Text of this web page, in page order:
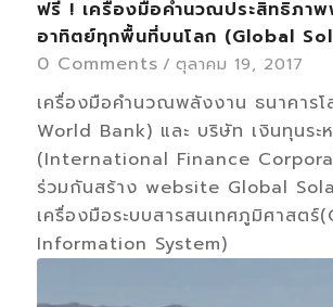
ฟรี ! เครื่องมือคำนวณประสิทธิภา
อาทิตย์ทุกพื้นที่บนโลก (Global
0 Comments / ตุลาคม 19, 2017
เครื่องมือคำนวณพลังงาน ธนาคาร
World Bank) และ บริษัท เงินทุนระห
(International Finance
ร่วมกันสร้าง website Global
เครื่องมือระบบสารสนเทศภูมิศาสตร์
Information System)